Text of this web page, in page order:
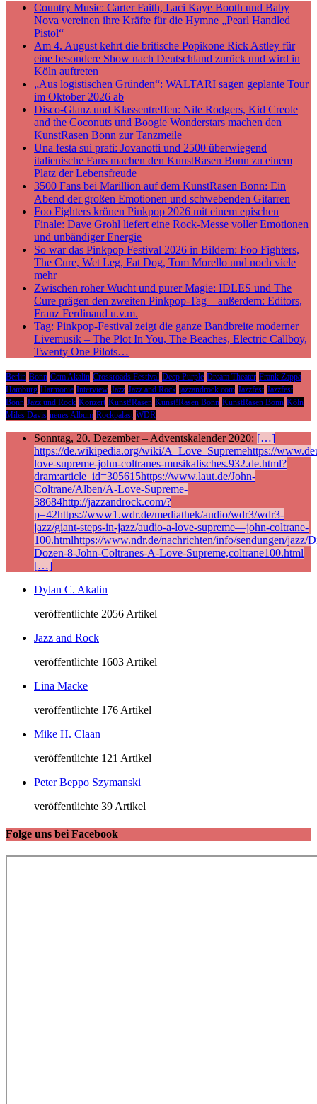
Country Music: Carter Faith, Laci Kaye Booth und Baby
Nova vereinen ihre Kräfte für die Hymne „Pearl Handled
Pistol“
Am 4. August kehrt die britische Popikone Rick Astley für
eine besondere Show nach Deutschland zurück und wird in
Köln auftreten
„Aus logistischen Gründen“: WALTARI sagen geplante Tour
im Oktober 2026 ab
Disco-Glanz und Klassentreffen: Nile Rodgers, Kid Creole
and the Coconuts und Boogie Wonderstars machen den
KunstRasen Bonn zur Tanzmeile
Una festa sui prati: Jovanotti und 2500 überwiegend
italienische Fans machen den KunstRasen Bonn zu einem
Platz der Lebensfreude
3500 Fans bei Marillion auf dem KunstRasen Bonn: Ein
Abend der großen Emotionen und schwebenden Gitarren
Foo Fighters krönen Pinkpop 2026 mit einem epischen
Finale: Dave Grohl liefert eine Rock-Messe voller Emotionen
und unbändiger Energie
So war das Pinkpop Festival 2026 in Bildern: Foo Fighters,
The Cure, Wet Leg, Fat Dog, Tom Morello und noch viele
mehr
Zwischen roher Wucht und purer Magie: IDLES und The
Cure prägen den zweiten Pinkpop-Tag – außerdem: Editors,
Franz Ferdinand u.v.m.
Tag: Pinkpop-Festival zeigt die ganze Bandbreite moderner
Livemusik – The Plot In You, The Beaches, Electric Callboy,
Twenty One Pilots…
Berlin Bonn Cem Akalin Crossroads Festival Deep Purple Dream Theater Frank Zappa
Hamburg Harmonie Interview Jazz Jazz and Rock jazzandrock.com Jazzfest Jazzfest
Bonn Jazz und Rock Konzert Kunst!Rasen Kunst!Rasen Bonn KunstRasen Bonn Köln
Miles Davis neues Album Rockpalast WDR
Sonntag, 20. Dezember – Adventskalender 2020: […]
https://de.wikipedia.org/wiki/A_Love_Supremehttps://
love-supreme-john-coltranes-musikalisches.932.de.html?
dram:article_id=305615https://www.laut.de/John-
Coltrane/Alben/A-Love-Supreme-
38684http://jazzandrock.com/?
p=42https://www1.wdr.de/mediathek/audio/wdr3/wdr3-
jazz/giant-steps-in-jazz/audio-a-love-supreme—john-coltrane-
100.htmlhttps://www.ndr.de/nachrichten/info/sendungen/jazz/
Dozen-8-John-Coltranes-A-Love-Supreme,coltrane100.html
[…]
Dylan C. Akalin
veröffentlichte 2056 Artikel
Jazz and Rock
veröffentlichte 1603 Artikel
Lina Macke
veröffentlichte 176 Artikel
Mike H. Claan
veröffentlichte 121 Artikel
Peter Beppo Szymanski
veröffentlichte 39 Artikel
Folge uns bei Facebook